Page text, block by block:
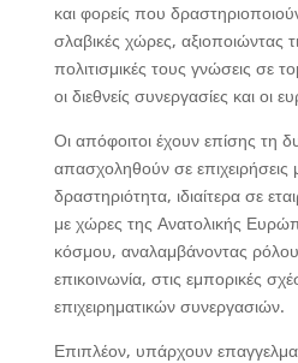
και φορείς που
σλαβικές χώρες, αξιοποιώντας
πολιτισμικές τους γνώσεις σε
οι διεθνείς συνεργασίες και οι
Οι απόφοιτοι έχουν επίσης τη
απασχοληθούν σε επιχειρήσεις
δραστηριότητα, ιδιαίτερα σε
με χώρες της Ανατολικής
κόσμου, αναλαμβάνοντας
επικοινωνία, στις εμπορικές
επιχειρηματικών συνεργασιών.
Επιπλέον, υπάρχουν